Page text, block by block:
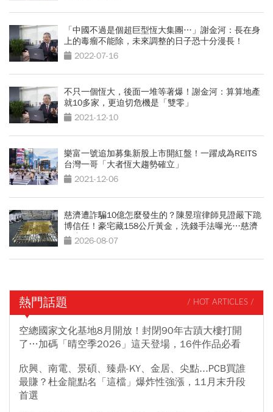
「中國不過是個超巨型恆大集團…」謝金河：長在身
上的毒瘤不能除，未來調整的日子恐十分漫長！
2022-07-16
不只一個恆大，後面一堆等著爆！謝金河：算算地產
就10多家，更迫切危機是「雙零」
2021-12-10
樂富一號追加募集新股上市開紅盤！一躍成為REITS
台灣一哥「大者恆大趨勢確立」
2021-12-06
慈濟遭詐騙10億怎麼發生的？陳昱瑄律師見證嚴下跪
博信任！豪宅藏158公斤黃金，洗錢手法曝光…慈濟
回應了
2026-08-07
熱門話題 / HOT ARTICLES /
空總國家文化基地8月開放！封閉90年古蹟大樓打開
了…加碼「晴空季2026」這天登場，16件作品必看
欣興、南電、景碩、臻鼎-KY、金居、尖點...PCB買誰
最賺？杜金龍點名「這檔」爆炸性強漲，11月末升段
首選